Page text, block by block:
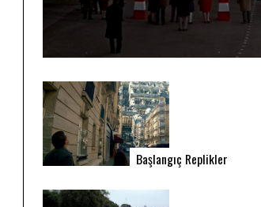
Başlangıç Replikler